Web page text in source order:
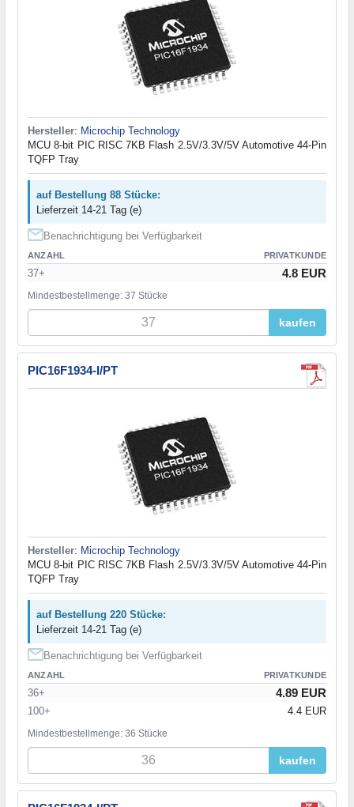
Hersteller: Microchip Technology
MCU 8-bit PIC RISC 7KB Flash 2.5V/3.3V/5V Automotive 44-Pin
TQFP Tray
auf Bestellung 88 Stücke:
Lieferzeit 14-21 Tag (e)
Benachrichtigung bei Verfügbarkeit
ANZAHL PRIVATKUNDE
37+ 4.8 EUR
Mindestbestellmenge: 37 Stücke
kaufen
PIC16F1934-I/PT
Hersteller: Microchip Technology
MCU 8-bit PIC RISC 7KB Flash 2.5V/3.3V/5V Automotive 44-Pin
TQFP Tray
auf Bestellung 220 Stücke:
Lieferzeit 14-21 Tag (e)
Benachrichtigung bei Verfügbarkeit
ANZAHL PRIVATKUNDE
36+ 4.89 EUR
100+ 4.4 EUR
Mindestbestellmenge: 36 Stücke
kaufen